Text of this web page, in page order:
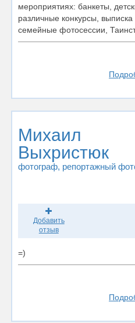
мероприятиях: банкеты,
различные конкурсы,
семейные фотосессии,
Михаил
Выхристюк
фотограф, репортажный
Добавить
отзыв
=)